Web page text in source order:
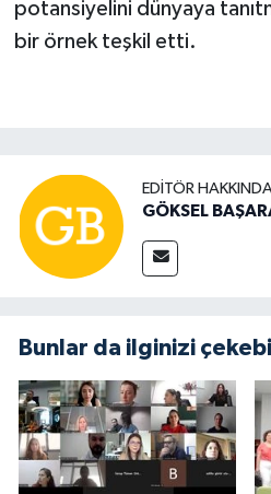
potansiyelini dünyaya
bir örnek teşkil etti.
EDITÖR HAKKINDA
GÖKSEL
Bunlar da ilginizi